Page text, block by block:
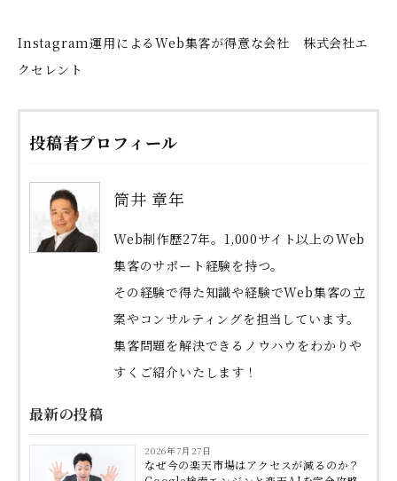
Instagram運用によるWeb集客が得意な会社 株式会社エ
クセレント
投稿者プロフィール
筒井 章年
Web制作歴27年。1,000サイト以上のWeb
集客のサポート経験を持つ。
その経験で得た知識や経験でWeb集客の立
案やコンサルティングを担当しています。
集客問題を解決できるノウハウをわかりや
すくご紹介いたします！
最新の投稿
2026年7月27日
なぜ今の楽天市場はアクセスが減るのか？